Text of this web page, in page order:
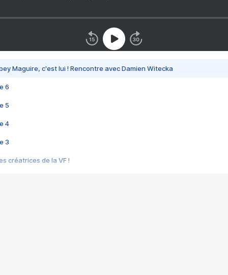
Maguire, c'est lui ! Rencontre avec Damien Witecka
6
5
4
3
créatrices de la VF !